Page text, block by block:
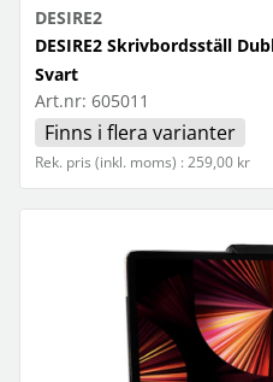
DESIRE2
DESIRE2 Skrivbordsställ
Svart
Art.nr: 605011
Finns i flera varianter
Rek. pris (inkl. moms) : 259,00 kr